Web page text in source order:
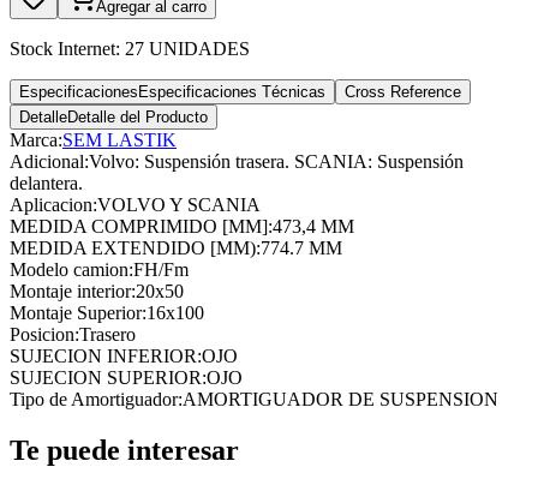
Agregar al carro
Stock Internet: 27 UNIDADES
Especificaciones Especificaciones Técnicas
Cross Reference
DetalleDetalle del Producto
Marca:SEM LASTIK
Adicional:Volvo: Suspensión trasera. SCANIA: Suspensión
delantera.
Aplicacion:VOLVO Y SCANIA
MEDIDA COMPRIMIDO [MM]:473,4 MM
MEDIDA EXTENDIDO [MM):774.7 MM
Modelo camion:FH/Fm
Montaje interior:20x50
Montaje Superior:16x100
Posicion:Trasero
SUJECION INFERIOR:OJO
SUJECION SUPERIOR:OJO
Tipo de Amortiguador:AMORTIGUADOR DE SUSPENSION
Te puede interesar